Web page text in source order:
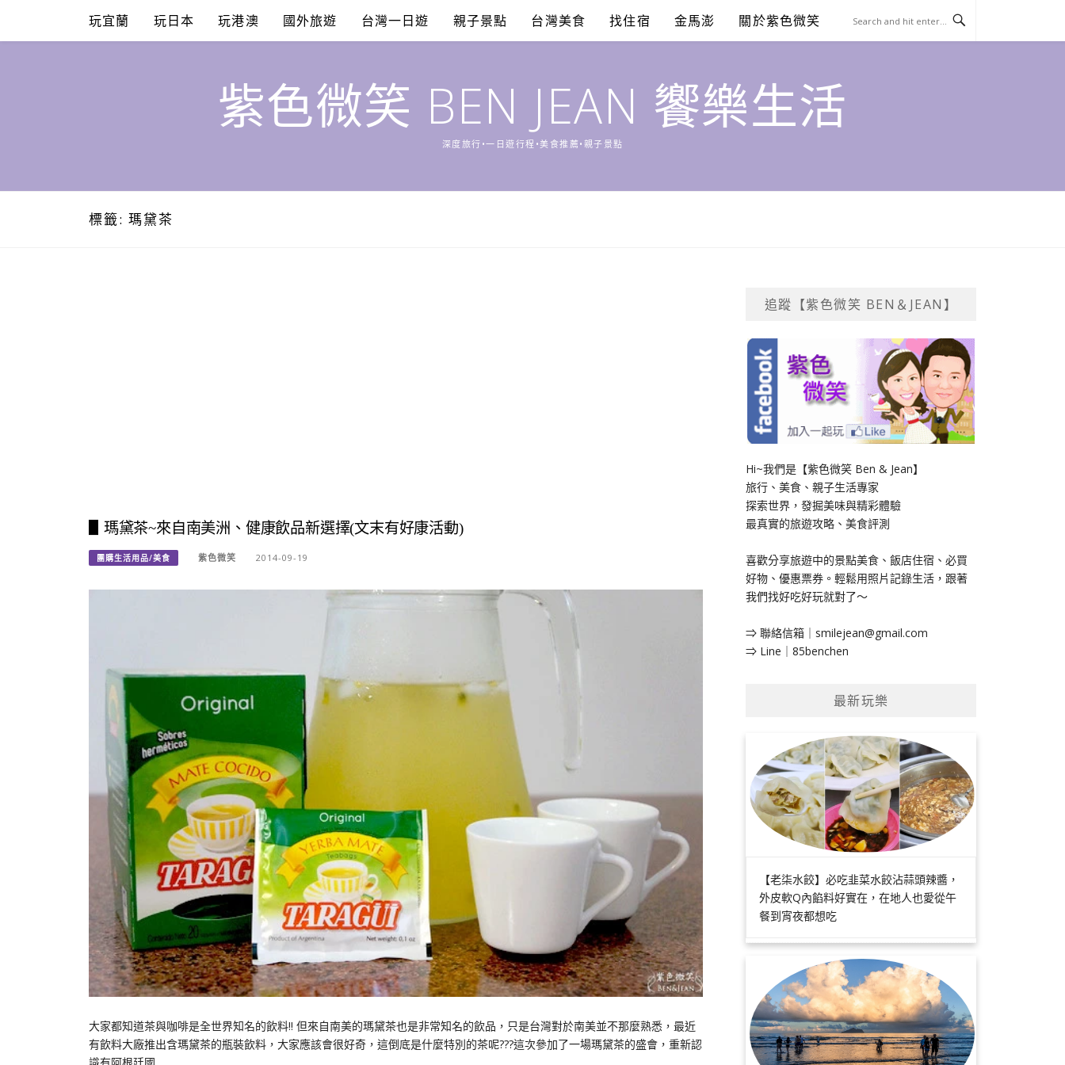
content
玩宜蘭 玩日本 玩港澳 國外旅遊 台灣一日遊 親子景點 台灣美食 找住宿 金馬澎 關於紫色微笑
紫色微笑 BEN JEAN 饗樂生活
深度旅行•一日遊行程•美食推薦•親子景點
標籤: 瑪黛茶
▋瑪黛茶~來自南美洲、健康飲品新選擇(文末有好康活動)
團購生活用品/美食 紫色微笑 2014-09-19
大家都知道茶與咖啡是全世界知名的飲料!! 但來自南美的瑪黛茶也是非常知名的飲品，只是台灣對於南美並不那麼熟悉，最近
有飲料大廠推出含瑪黛茶的瓶裝飲料，大家應該會很好奇，這倒底是什麼特別的茶呢???這次參加了一場瑪黛茶的盛會，重新認
追蹤【紫色微笑 BEN＆JEAN】
Hi~我們是【紫色微笑 Ben & Jean】
旅行、美食、親子生活專家
探索世界，發掘美味與精彩體驗
最真實的旅遊攻略、美食評測
喜歡分享旅遊中的景點美食、飯店住宿、必買
好物、優惠票券。輕鬆用照片記錄生活，跟著
我們找好吃好玩就對了～
⇒ 聯絡信箱｜ smilejean@gmail.com
⇒ Line｜85benchen
最新玩樂
【老柒水餃】必吃韭菜水餃沾蒜頭辣醬，
外皮軟Q內餡料好實在，在地人也愛從午
餐到宵夜都想吃